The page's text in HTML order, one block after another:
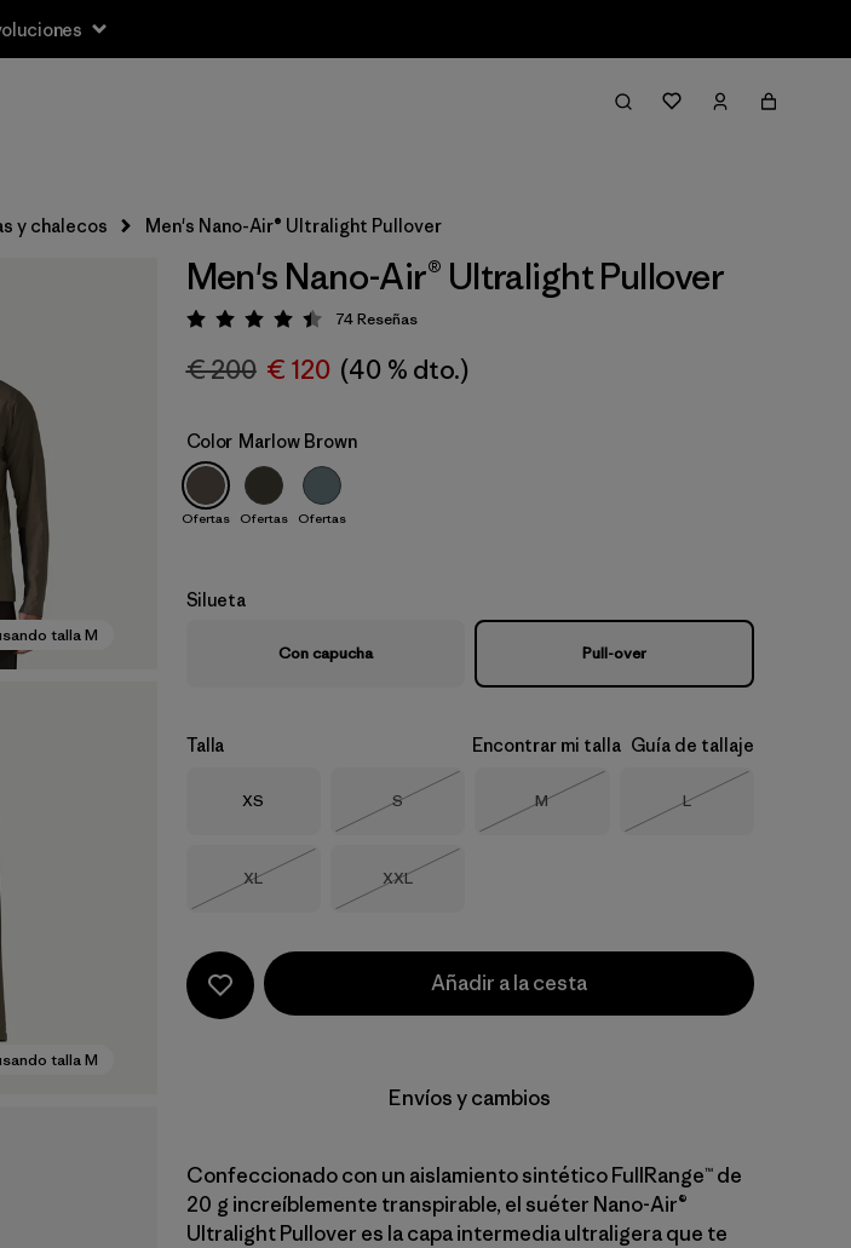
y chalecos Men's Nano-Air® Ultralight Pullover
talla M
talla M
Men's Nano-Air® Ultralight Pullover
Puntuación: 4.5 / 5
74Reseñas
€ 200 € 120 (40 % dto.)
Color Marlow Brown
Ofertas Ofertas Ofertas
Silueta
Con capucha Pull-over
Talla Encontrar mi talla Guía de tallaje
Talla
XS Talla
S
Talla
M
Talla
L
Talla
XL
Talla
XXL
Añadir a la cesta
Envíos y cambios
Confeccionado con un aislamiento sintético FullRange™ de
20 g increíblemente transpirable, el suéter Nano-Air®
Ultralight Pullover es la capa intermedia ultraligera que te